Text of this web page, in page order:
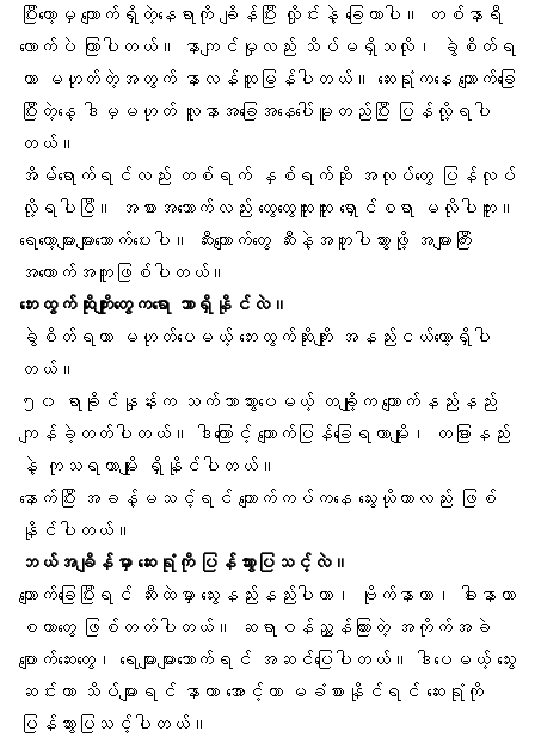
ပြီးတော့မှ ကျောက်ရှိတဲ့နေရာကို ချိန်ပြီး လှိုင်းနဲ့ ခြေတာပါ။ တစ်နာရီ
လောက်ပဲ ကြာပါတယ်။ နာကျင်မှုလည်း သိပ်မရှိသလို၊ ခွဲစိတ်ရ
တာ မဟုတ်တဲ့အတွက် နာလန်ထူမြန်ပါတယ်။ ဆေးရုံကနေ ကျောက်ခြေ
ပြီးတဲ့နေ့ ဒါမှမဟုတ် လူနာအခြေအနေပေါ်မူတည်ပြီး ပြန်လို့ရပါ
တယ်။
အိမ်ရောက်ရင်လည်း တစ်ရက် နှစ်ရက်ဆို အလုပ်တွေ ပြန်လုပ်
လို့ရပါပြီ။ အစားအသောက်လည်း ထွေထွေထူးထူး ရှောင်စရာ မလိုပါဘူး။
ရေတော့များများသောက်ပေးပါ။ ဆီးကျောက်တွေ ဆီးနဲ့အတူပါသွားဖို့ အများကြီး
အထောက်အကူဖြစ်ပါတယ်။
ဘေးထွက်ဆိုးကျိုးတွေကရော ဘာရှိနိုင်လဲ။
ခွဲစိတ်ရတာ မဟုတ်ပေမယ့် ဘေးထွက်ဆိုးကျိုး အနည်းငယ်တော့ရှိပါ
တယ်။
၅၀ ရာခိုင်နှုန်းက သက်သာသွားပေမယ့် တချို့က ကျောက်နည်းနည်း
ကျန်ခဲ့တတ်ပါတယ်။ ဒါကြောင့် ကျောက်ပြန်ခြေရတာမျိုး၊ တခြားနည်း
နဲ့ ကုသရတာမျိုး ရှိနိုင်ပါတယ်။
နောက်ပြီး အခန့်မသင့်ရင် ကျောက်ကပ်ကနေ သွေးယိုတာလည်း ဖြစ်
နိုင်ပါတယ်။
ဘယ်အချိန်မှာ ဆေးရုံကို ပြန်သွားပြသင့်လဲ။
ကျောက်ခြေပြီးရင် ဆီးထဲမှာ သွေးနည်းနည်းပါ တာ၊ ဗိုက်နာတာ၊ ခါးနာ တာ
စတာတွေ ဖြစ်တတ်ပါတယ်။ ဆရာဝန်ညွှန်ကြားတဲ့ အကိုက်အခဲ
ပျောက်ဆေးတွေ၊ ရေများများသောက် ရင် အဆင်ပြေပါတယ်။ ဒါပေမယ့် သွေး
ဆင်းတာ သိပ်များရင် နာတာ အောင့်တာ မခံစားနိုင်ရင် ဆေးရုံကို
ပြန်သွားပြသင့်ပါတယ်။